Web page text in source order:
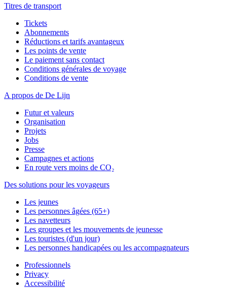
Titres de transport
Tickets
Abonnements
Réductions et tarifs avantageux
Les points de vente
Le paiement sans contact
Conditions générales de voyage
Conditions de vente
A propos de De Lijn
Futur et valeurs
Organisation
Projets
Jobs
Presse
Campagnes et actions
En route vers moins de CO₂
Des solutions pour les voyageurs
Les jeunes
Les personnes âgées (65+)
Les navetteurs
Les groupes et les mouvements de jeunesse
Les touristes (d'un jour)
Les personnes handicapées ou les accompagnateurs
Professionnels
Privacy
Accessibilité